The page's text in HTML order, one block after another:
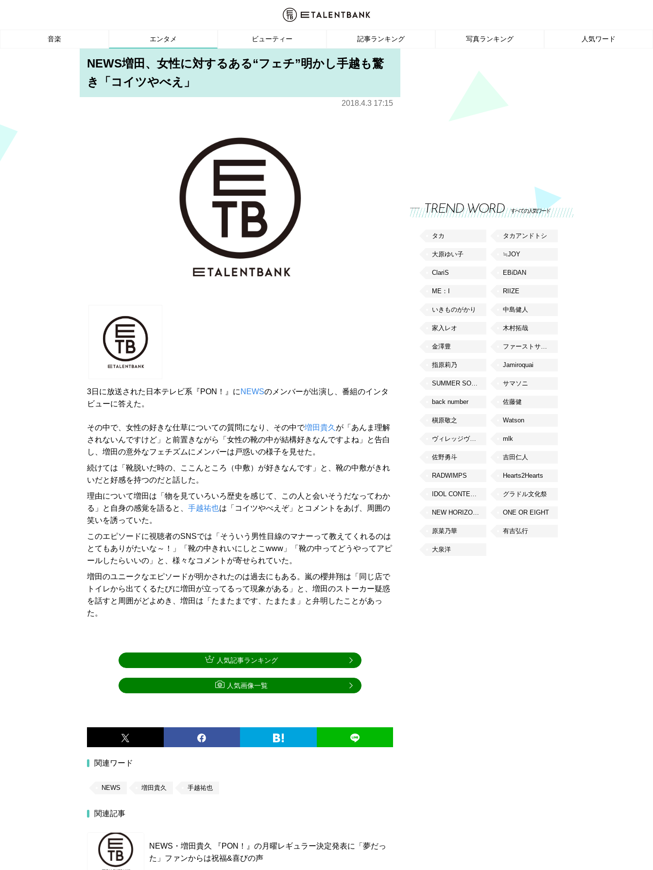
音楽 エンタメ ビューティー 記事ランキング 写真ランキング 人気ワード
NEWS増田、女性に対するある“フェチ”明かし手越も驚
き「コイツやべえ」
2018.4.3 17:15
3日に放送された日本テレビ系『PON！』に NEWSのメンバーが出演し、番組のインタ
ビューに答えた。
その中で、女性の好きな仕草についての質問になり、その中で増田貴久 が「あんま理解
されないんですけど」と前置きながら「女性の靴の中が結構好きなんですよね」と告白
し、増田の意外なフェチズムにメンバーは戸惑いの様子を見せた。
続けては「靴脱いだ時の、ここんところ（中敷）が好きなんです」と、靴の中敷がきれ
いだと好感を持つのだと話した。
理由について増田は「物を見ていろいろ歴史を感じて、この人と会いそうだなってわか
る」と自身の感覚を語ると、 手越祐也は「コイツやべえぞ」とコメントをあげ、周囲の
笑いを誘っていた。
このエピソードに視聴者のSNSでは「そういう男性目線のマナーって教えてくれるのは
とてもありがたいな～！」「靴の中きれいにしとこwww」「靴の中ってどうやってアピ
ールしたらいいの」と、様々なコメントが寄せられていた。
増田のユニークなエピソードが明かされたのは過去にもある。嵐の櫻井翔は「同じ店で
トイレから出てくるたびに増田が立ってるって現象がある」と、増田のストーカー疑惑
を話すと周囲がどよめき、増田は「たまたまです、たまたま」と弁明したことがあっ
た。
関連ワード
NEWS 増田貴久 手越祐也
関連記事
NEWS・増田貴久 『PON！』の月曜レギュラー決定発表に「夢だっ
た」ファンからは祝福&喜びの声
人気記事ランキング
人気画像一覧
TREND WORD すべての人気ワード
タカ タカアンドトシ
大原ゆい子 ≒JOY
ClariS EBiDAN
ME：I RIIZE
いきものがかり 中島健人
家入レオ 木村拓哉
金澤豊 ファーストサマーウイカ
指原莉乃 Jamiroquai
SUMMER SONIC サマソニ
back number 佐藤健
槇原敬之 Watson
ヴィレッジヴァンガード mlk
佐野勇斗 吉田仁人
RADWIMPS Hearts2Hearts
IDOL CONTENT EXPO グラドル文化祭
NEW HORIZON FEST ONE OR EIGHT
原菜乃華 有吉弘行
大泉洋